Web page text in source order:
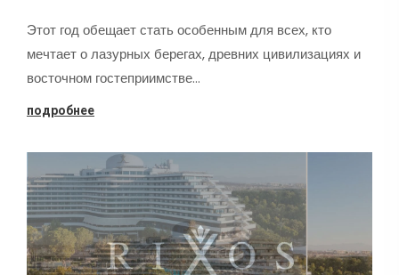
Этот год обещает стать особенным для всех, кто
мечтает о лазурных берегах, древних цивилизациях и
восточном гостеприимстве…
подробнее